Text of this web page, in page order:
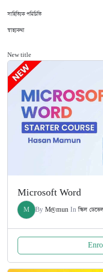
সাহিত্যিক পরিচিতি
স্বাস্থ্যকথা
New title
Microsoft Word
M By M@mun Inস্কিল